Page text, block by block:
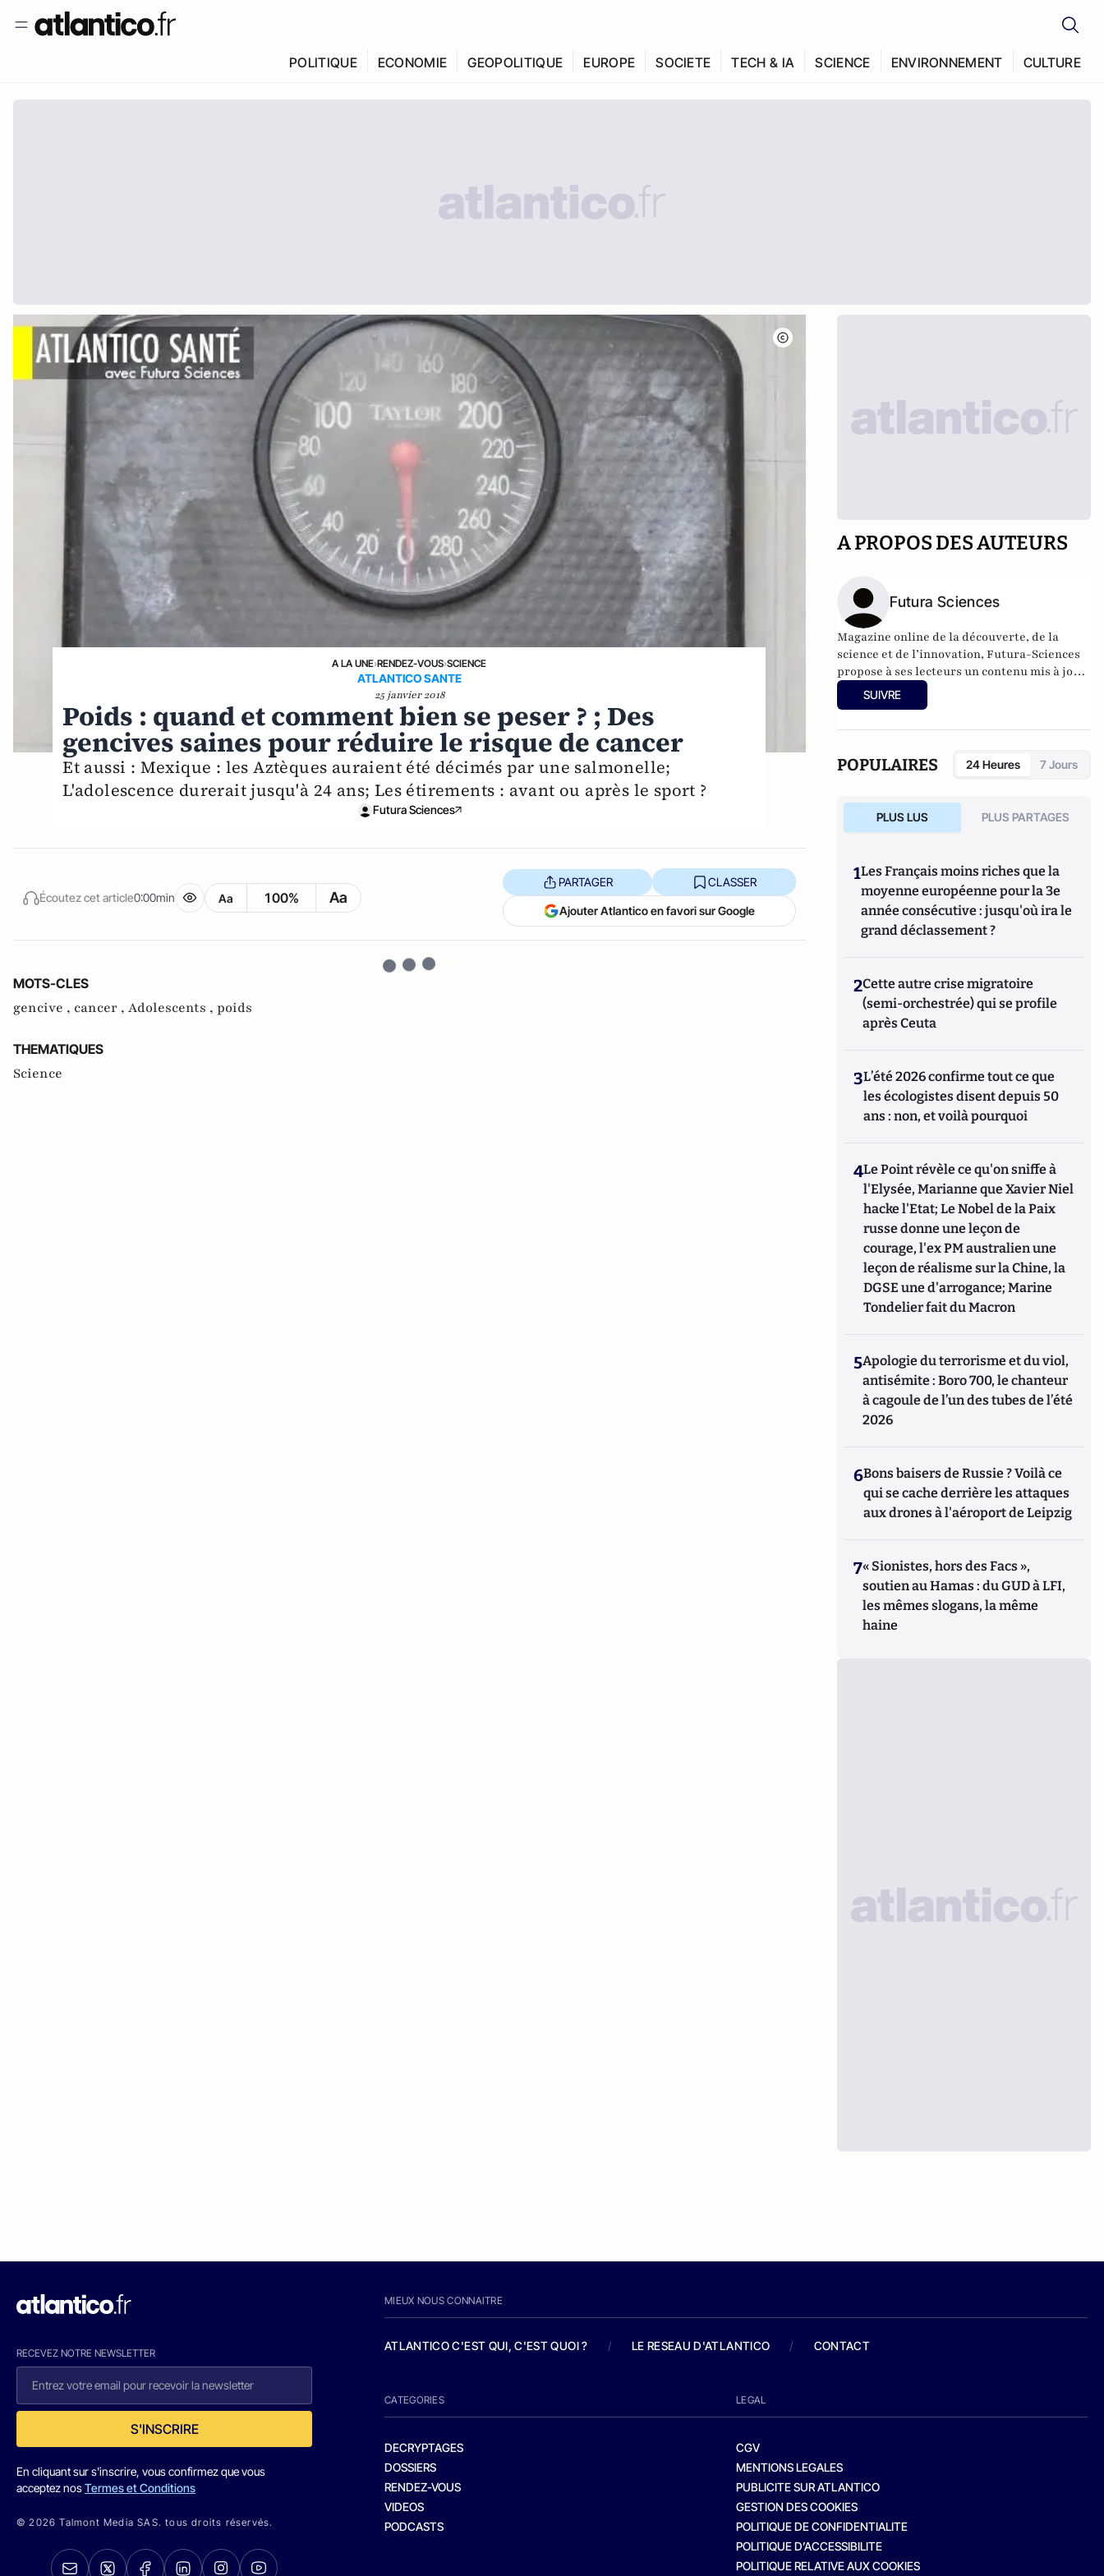
POLITIQUE ECONOMIE GEOPOLITIQUE EUROPE SOCIETE TECH & IA SCIENCE ENVIRONNEMENT CULTURE
A LA UNE›RENDEZ-VOUS›SCIENCE
ATLANTICO SANTE
25 janvier 2018
Poids : quand et comment bien se peser ? ; Des
gencives saines pour réduire le risque de cancer
Et aussi : Mexique : les Aztèques auraient été décimés par une salmonelle;
L'adolescence durerait jusqu'à 24 ans; Les étirements : avant ou après le sport ?
Futura Sciences
Écoutez cet article0:00min Aa 100% Aa
PARTAGER CLASSER
Ajouter Atlantico en favori sur Google
MOTS-CLES
gencive , cancer , Adolescents , poids
THEMATIQUES
Science
A PROPOS DES AUTEURS
Futura Sciences
Magazine online de la découverte, de la
science et de l’innovation,Futura-Sciences
propose à ses lecteurs un contenu mis à jour
en permanence et richement illustré.
SUIVRE
POPULAIRES 24 Heures 7 Jours
PLUS LUS PLUS PARTAGES
1Les Français moins riches que la
moyenne européenne pour la 3e
année consécutive : jusqu'où ira le
grand déclassement ?
2Cette autre crise migratoire
(semi-orchestrée) qui se profile
après Ceuta
3L’été 2026 confirme tout ce que
les écologistes disent depuis 50
ans : non, et voilà pourquoi
4Le Point révèle ce qu'on sniffe à
l'Elysée, Marianne que Xavier Niel
hacke l'Etat; Le Nobel de la Paix
russe donne une leçon de
courage, l'ex PM australien une
leçon de réalisme sur la Chine, la
DGSE une d'arrogance; Marine
Tondelier fait du Macron
5Apologie du terrorisme et du viol,
antisémite : Boro 700, le chanteur
à cagoule de l’un des tubes de l’été
2026
6Bons baisers de Russie ? Voilà ce
qui se cache derrière les attaques
aux drones à l'aéroport de Leipzig
7« Sionistes, hors des Facs »,
soutien au Hamas : du GUD à LFI,
les mêmes slogans, la même
haine
RECEVEZ NOTRE NEWSLETTER
S'INSCRIRE
En cliquant sur s'inscrire, vous confirmez que vous
acceptez nosTermes et Conditions
© 2026 Talmont Media SAS. tous droits réservés.
MIEUX NOUS CONNAITRE
ATLANTICO C'EST QUI, C'EST QUOI ? / LE RESEAU D'ATLANTICO / CONTACT
CATEGORIES
DECRYPTAGES
DOSSIERS
RENDEZ-VOUS
VIDEOS
PODCASTS
LEGAL
CGV
MENTIONS LEGALES
PUBLICITE SUR ATLANTICO
GESTION DES COOKIES
POLITIQUE DE CONFIDENTIALITE
POLITIQUE D’ACCESSIBILITE
POLITIQUE RELATIVE AUX COOKIES